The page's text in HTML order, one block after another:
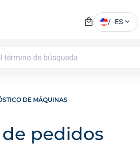
local_mall / ES expand_more
DE MÁQUINAS
pedidos